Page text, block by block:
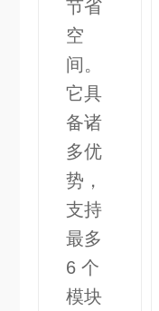
节省
空
间。
它具
备诸
多优
势，
支持
最多
6 个
模块